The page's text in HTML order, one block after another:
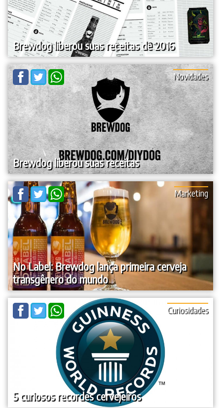
Brewdog liberou suas receitas de 2016
Brewdog liberou suas receitas
Novidades
No Label: Brewdog lança primeira cerveja
transgênero do mundo
Marketing
5 curiosos recordes cervejeiros
Curiosidades